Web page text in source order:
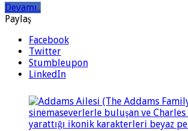
Devamı..
Paylaş
Facebook
Twitter
Stumbleupon
LinkedIn